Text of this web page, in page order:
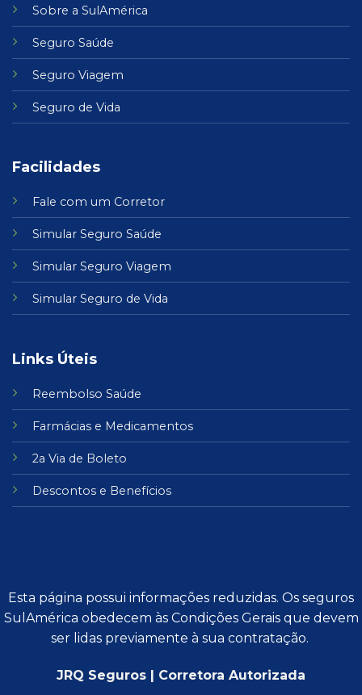
Sobre a SulAmérica
Seguro Saúde
Seguro Viagem
Seguro de Vida
Facilidades
Fale com um Corretor
Simular Seguro Saúde
Simular Seguro Viagem
Simular Seguro de Vida
Links Úteis
Reembolso Saúde
Farmáciase Medicamentos
2a Via de Boleto
Descontos e Benefícios
Esta página possui informações reduzidas. Os seguros
SulAmérica obedecem às Condições Gerais que devem
ser lidas previamente à sua contratação.
JRQ Seguros | Corretora Autorizada